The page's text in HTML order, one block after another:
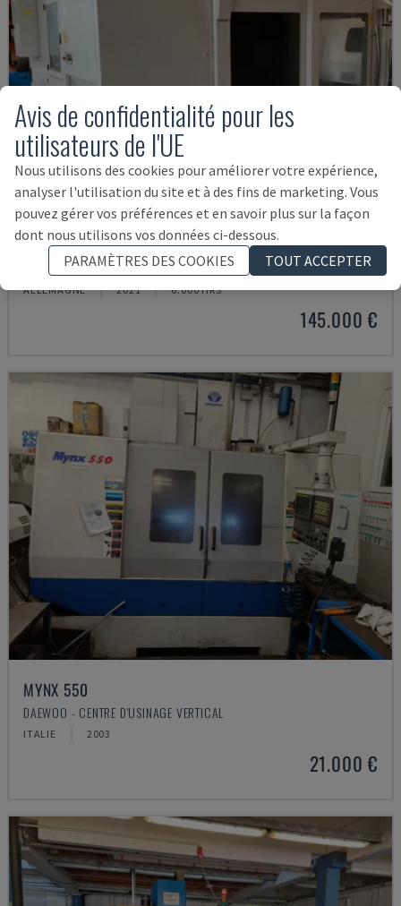
U5-1530
SPINNER - CENTRE D'USINAGE VERTICAL
ALLEMAGNE 2021 6.000 HRS
145.000 €
MYNX 550
DAEWOO - CENTRE D'USINAGE VERTICAL
ITALIE 2003
21.000 €
Avis de confidentialité pour les
utilisateurs de l'UE
Nous utilisons des cookies pour améliorer votre expérience,
analyser l'utilisation du site et à des fins de marketing. Vous
pouvez gérer vos préférences et en savoir plus sur la façon
dont nous utilisons vos données ci-dessous.
PARAMÈTRES DES COOKIES
TOUT ACCEPTER